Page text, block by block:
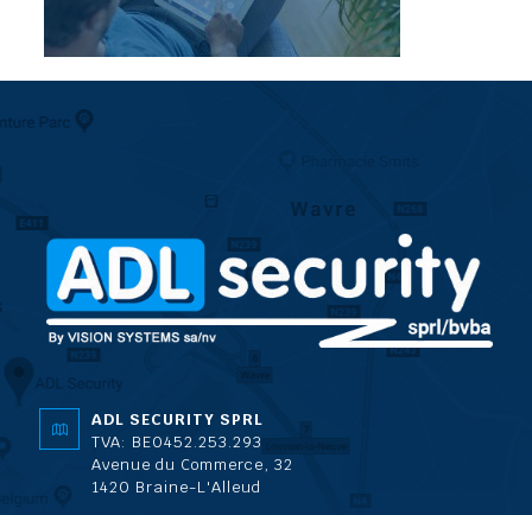
ADL SECURITY SPRL
TVA: BE0452.253.293
Avenue du Commerce, 32
1420 Braine-L'Alleud